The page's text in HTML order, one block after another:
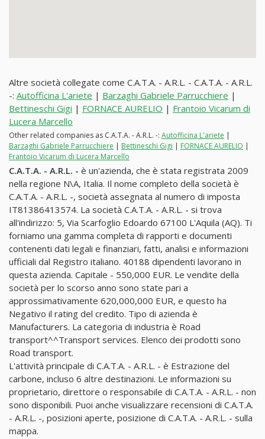
Altre società collegate come C.A.T.A. - A.R.L. - C.A.T.A. - A.R.L.
-: Autofficina L'ariete | Barzaghi Gabriele Parrucchiere |
Bettineschi Gigi | FORNACE AURELIO | Frantoio Vicarum di
Lucera Marcello
Other related companies as C.A.T.A. - A.R.L. -: Autofficina L'ariete |
Barzaghi Gabriele Parrucchiere | Bettineschi Gigi | FORNACE AURELIO |
Frantoio Vicarum di Lucera Marcello
C.A.T.A. - A.R.L. - è un'azienda, che è stata registrata 2009
nella regione N\A, Italia. Il nome completo della società è
C.A.T.A. - A.R.L. -, società assegnata al numero di imposta
IT81386413574. La società C.A.T.A. - A.R.L. - si trova
all'indirizzo: 5, Via Scarfoglio Edoardo 67100 L'Aquila (AQ). Ti
forniamo una gamma completa di rapporti e documenti
contenenti dati legali e finanziari, fatti, analisi e informazioni
ufficiali dal Registro italiano. 40188 dipendenti lavorano in
questa azienda. Capitale - 550,000 EUR. Le vendite della
società per lo scorso anno sono state pari a
approssimativamente 620,000,000 EUR, e questo ha
Negativo il rating del credito. Tipo di azienda è
Manufacturers. La categoria di industria è Road
transport^^Transport services. Elenco dei prodotti sono
Road transport.
L'attività principale di C.A.T.A. - A.R.L. - è Estrazione del
carbone, incluso 6 altre destinazioni. Le informazioni su
proprietario, direttore o responsabile di C.A.T.A. - A.R.L. - non
sono disponibili. Puoi anche visualizzare recensioni di C.A.T.A.
- A.R.L. -, posizioni aperte, posizione di C.A.T.A. - A.R.L. - sulla
mappa.